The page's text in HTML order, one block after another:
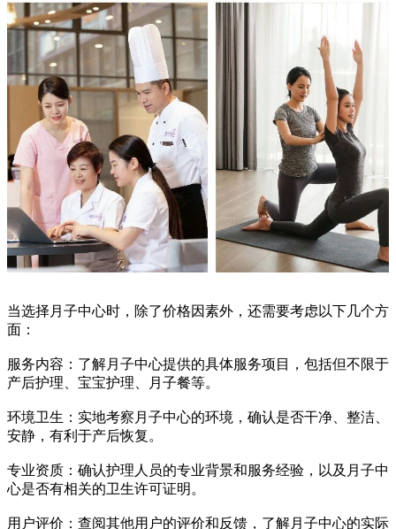
当选择月子中心时，除了价格因素外，还需要考虑以下几个方
面：
服务内容：了解月子中心提供的具体服务项目，包括但不限于
产后护理、宝宝护理、月子餐等。
环境卫生：实地考察月子中心的环境，确认是否干净、整洁、
安静，有利于产后恢复。
专业资质：确认护理人员的专业背景和服务经验，以及月子中
心是否有相关的卫生许可证明。
用户评价：查阅其他用户的评价和反馈，了解月子中心的实际